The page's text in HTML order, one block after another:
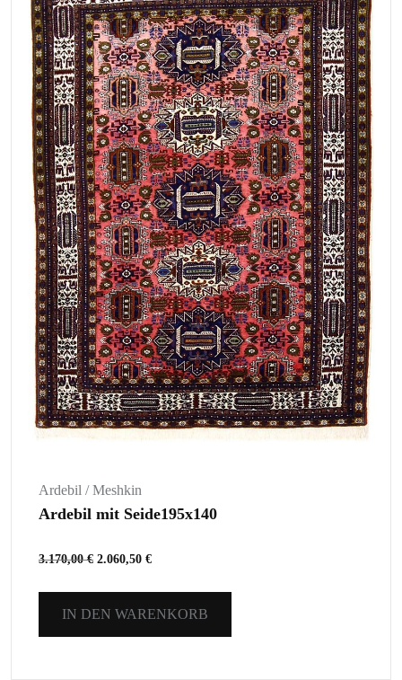
Ardebil / Meshkin
Ardebil mit Seide195x140
3.170,00€ 2.060,50 €
IN DEN WARENKORB